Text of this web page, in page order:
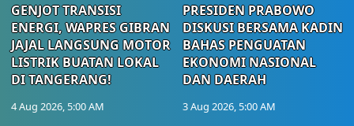
GENJOT TRANSISI
ENERGI, WAPRES GIBRAN
JAJAL LANGSUNG MOTOR
LISTRIK BUATAN LOKAL
DI TANGERANG!
4 Aug 2026, 5:00 AM
PRESIDEN PRABOWO
DISKUSI BERSAMA KADIN
BAHAS PENGUATAN
EKONOMI NASIONAL
DAN DAERAH
3 Aug 2026, 5:00 AM